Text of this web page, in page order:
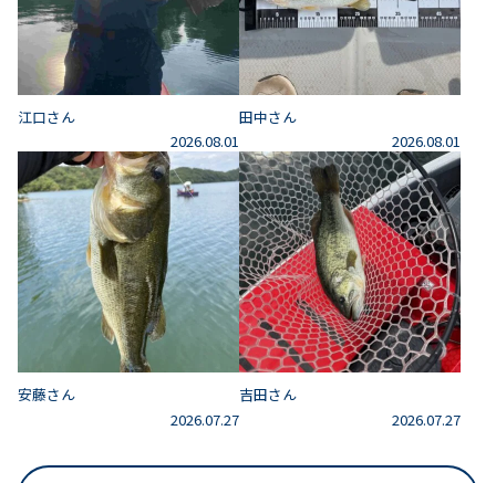
江口さん
2026.08.01
田中さん
2026.08.01
安藤さん
2026.07.27
吉田さん
2026.07.27